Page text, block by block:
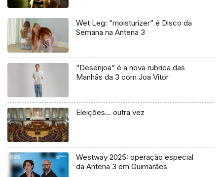
Wet Leg: “moisturizer” é Disco da
Semana na Antena 3
“Desenjoa” é a nova rubrica das
Manhãs da 3 com Joa Vitor
Eleições… outra vez
Westway 2025: operação especial
da Antena 3 em Guimarães